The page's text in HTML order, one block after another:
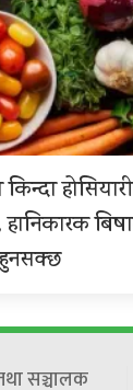
होसियारी
सञ्चालक